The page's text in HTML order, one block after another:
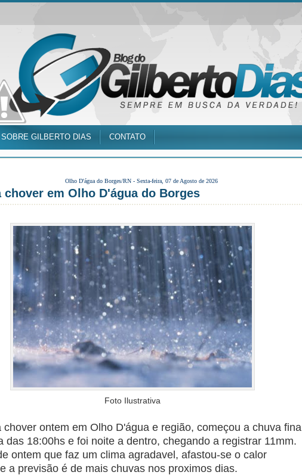
SOBRE GILBERTO DIAS CONTATO
Olho D'água do Borges/RN - Sexta-feira, 07 de Agosto de 2026
chover em Olho D'água do Borges
Foto Ilustrativa
chover ontem em Olho D'água e região, começou a chuva fina
das 18:00hs e foi noite a dentro, chegando a registrar 11mm.
ontem que faz um clima agradavel, afastou-se o calor
a previsão é de mais chuvas nos proximos dias.